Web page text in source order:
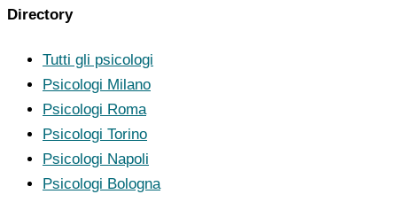
Directory
Tutti gli psicologi
Psicologi Milano
Psicologi Roma
Psicologi Torino
Psicologi Napoli
Psicologi Bologna